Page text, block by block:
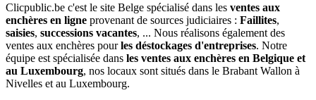
Clicpublic.be c'est le site Belge spécialisé dans les ventes aux
enchères en ligne provenant de sources judiciaires : Faillites,
saisies, successions vacantes, ... Nous réalisons également des
ventes aux enchères pourles déstockages d'entreprises. Notre
équipe est spécialisée dans les ventes aux enchères en Belgique et
au Luxembourg, nos locaux sont situés dans le Brabant Wallon à
Nivelles et au Luxembourg.